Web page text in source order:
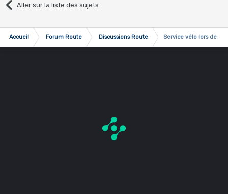
Aller sur la liste des sujets
Accueil Forum Route Discussions Route Service vélo lors de